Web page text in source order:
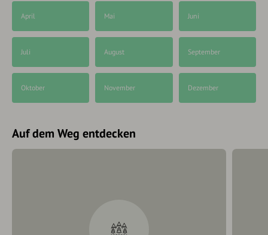
April Mai Juni
Juli August September
Oktober November Dezember
Auf dem Weg entdecken